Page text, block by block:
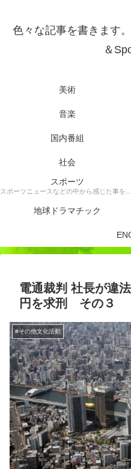
色々な記事を書きます
＆
美術
音楽
国内番組
社会
スポーツ
スポーツニュースなどの中から感じた事を書きます。
地球ドラマチック
電通裁判 社長が違
円を求刑 その３
#その他文化活動